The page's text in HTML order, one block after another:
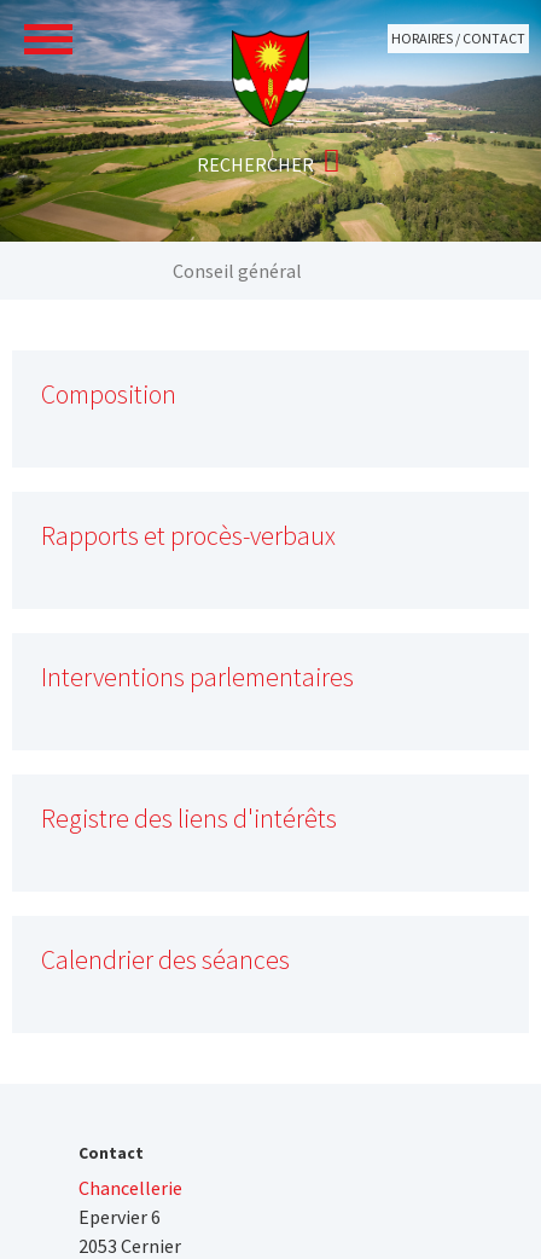
Aller au contenu principal
HORAIRES / CONTACT
Conseil général
Composition
Rapports et procès-verbaux
Interventions parlementaires
Registre des liens d'intérêts
Calendrier des séances
Contact
Chancellerie
Epervier 6
2053 Cernier